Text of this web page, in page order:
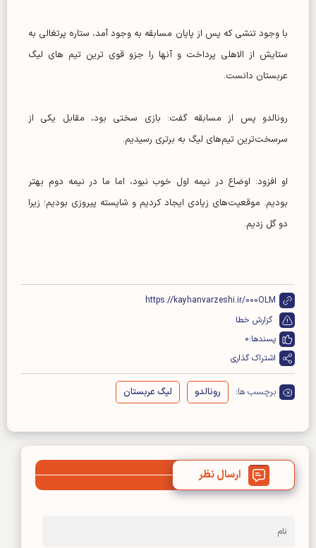
با وجود تنشی که پس از پایان مسابقه به وجود آمد، ستاره پرتغالی به
ستایش از الاهلی پرداخت و آنها را جزو قوی ترین تیم های لیگ
عربستان دانست.
رونالدو پس از مسابقه گفت: بازی سختی بود، مقابل یکی از
سرسخت‌ترین تیم‌های لیگ به برتری رسیدیم.
او افزود: اوضاع در نیمه اول خوب نبود، اما ما در نیمه دوم بهتر
بودیم. موقعیت‌های زیادی ایجاد کردیم و شایسته پیروزی بودیم؛ زیرا
دو گل زدیم.
https://kayhanvarzeshi.ir/000OLM
گزارش خطا
پسندها:0
اشتراک گذاری
برچسب ها: رونالدو لیگ عربستان
ارسال نظر